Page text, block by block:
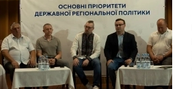
незаконно
засуджено до 7